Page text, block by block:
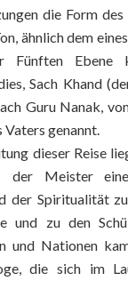
die Form
ähnlich dem
Fünften Ebene
Sach Khand
Guru Nanak,
Vaters genannt.
dieser Reise
der Meister
der Spiritualität
und zu den
und Nationen
die sich im